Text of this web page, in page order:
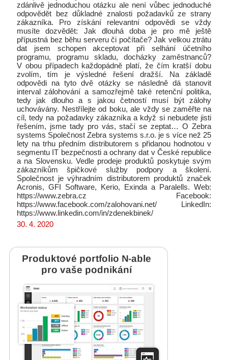
zdánlivě jednoduchou otázku ale není vůbec jednoduché
odpovědět bez důkladné znalosti požadavků ze strany
zákazníka. Pro získání relevantní odpovědi se vždy
musíte dozvědět: Jak dlouhá doba je pro mě ještě
přípustná bez běhu serveru či počítače? Jak velkou ztrátu
dat jsem schopen akceptovat při selhání účetního
programu, programu skladu, docházky zaměstnanců?
V obou případech každopádně platí, že čím kratší dobu
zvolím, tím je výsledné řešení dražší. Na základě
odpovědi na tyto dvě otázky se následně dá stanovit
interval zálohování a samozřejmě také retenční politika,
tedy jak dlouho a s jakou četností musí být zálohy
uchovávány. Nestřílejte od boku, ale vždy se zaměřte na
cíl, tedy na požadavky zákazníka a když si nebudete jisti
řešením, jsme tady pro vás, stačí se zeptat… O Zebra
systems Společnost Zebra systems s.r.o. je s více než 25
lety na trhu předním distributorem s přidanou hodnotou v
segmentu IT bezpečnosti a ochrany dat v České republice
a na Slovensku. Vedle prodeje produktů poskytuje svým
zákazníkům špičkové služby podpory a školení.
Společnost je výhradním distributorem produktů značek
Acronis, GFI Software, Kerio, Exinda a Paralells. Web:
https://www.zebra.cz Facebook:
https://www.facebook.com/zalohovani.net/ LinkedIn:
https://www.linkedin.com/in/zdenekbinek/
30. 4. 2020